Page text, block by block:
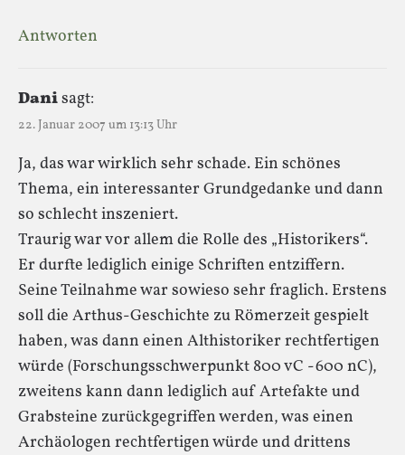
Antworten
Danisagt:
22. Januar 2007 um 13:13 Uhr
Ja, das war wirklich sehr schade. Ein schönes
Thema, ein interessanter Grundgedanke und dann
so schlecht inszeniert.
Traurig war vor allem die Rolle des „Historikers“.
Er durfte lediglich einige Schriften entziffern.
Seine Teilnahme war sowieso sehr fraglich. Erstens
soll die Arthus-Geschichte zu Römerzeit gespielt
haben, was dann einen Althistoriker rechtfertigen
würde (Forschungsschwerpunkt 800 vC -600 nC),
zweitens kann dann lediglich auf Artefakte und
Grabsteine zurückgegriffen werden, was einen
Archäologen rechtfertigen würde und drittens